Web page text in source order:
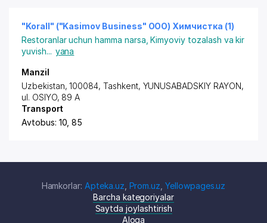
"Korall" ("Kasimov Business" ООО) Химчистка (1)
Restoranlar uchun hamma narsa ,Kimyoviy tozalash va kir
yuvish... yana
Manzil
Uzbekistan, 100084, Tashkent, YUNUSABADSKIY RAYON,
ul. OSIYO, 89 A
Transport
Avtobus: 10, 85
Hamkorlar: Apteka.uz Prom.uz ,Yellowpages.uz
Barcha kategoriyalar
Saytda joylashtirish
Aloqa